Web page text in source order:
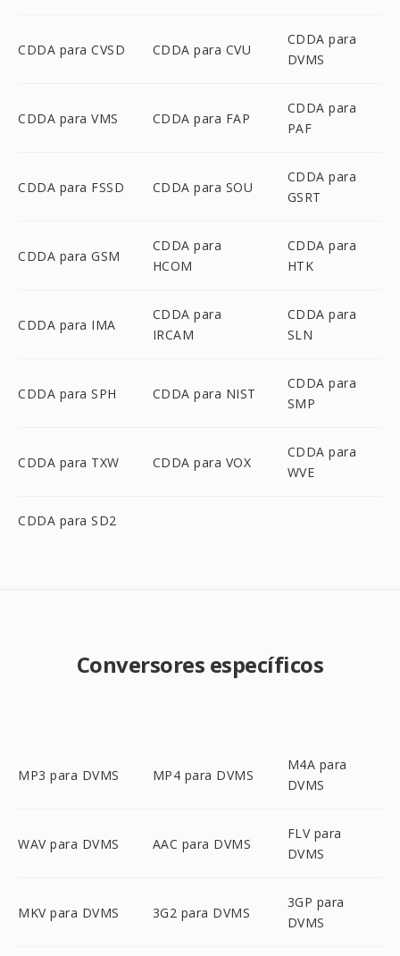
CDDA para CVSD CDDA para CVU
CDDA para
DVMS
CDDA para VMS CDDA para FAP
CDDA para
PAF
CDDA para FSSD CDDA para SOU
CDDA para
GSRT
CDDA para GSM
CDDA para
HCOM
CDDA para
HTK
CDDA para IMA
CDDA para
IRCAM
CDDA para
SLN
CDDA para SPH CDDA para NIST
CDDA para
SMP
CDDA para TXW CDDA para VOX
CDDA para
WVE
CDDA para SD2
Conversores específicos
MP3 para DVMS MP4 para DVMS
M4A para
DVMS
WAV para DVMS AAC para DVMS
FLV para
DVMS
MKV para DVMS 3G2 para DVMS
3GP para
DVMS